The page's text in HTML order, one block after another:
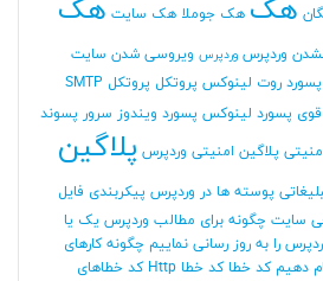
هک هک جوملا هک سایت هک
وردپرس وردپرس ویروسی شدن سایت
پروتکل پروتکل SMTP
پسورد لینوکس پسورد ویندوز سرور پسوند
پلاگین امنیتی وردپرس پلاگین
پوسته ها در وردپرس پیکربندی فایل
سایت چگونه برای مطالب وردپرس یک یا
را به روز رسانی نماییم چگونه کارهای
دهیم کد خطا کد خطا Http
کد خطاهای